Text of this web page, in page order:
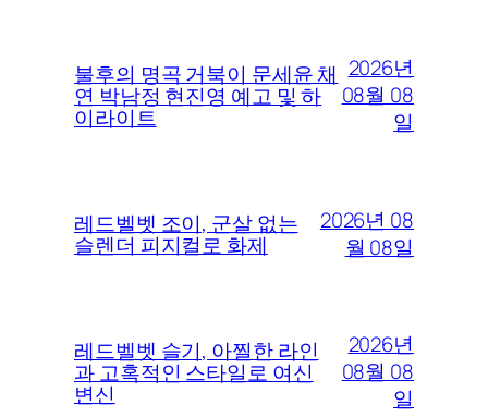
불후의 명곡 거북이 문세윤 채
연 박남정 현진영 예고 및 하
이라이트
2026년
08월 08
일
레드벨벳 조이, 군살 없는
슬렌더 피지컬로 화제
2026년 08
월 08일
레드벨벳 슬기, 아찔한 라인
과 고혹적인 스타일로 여신
변신
2026년
08월 08
일